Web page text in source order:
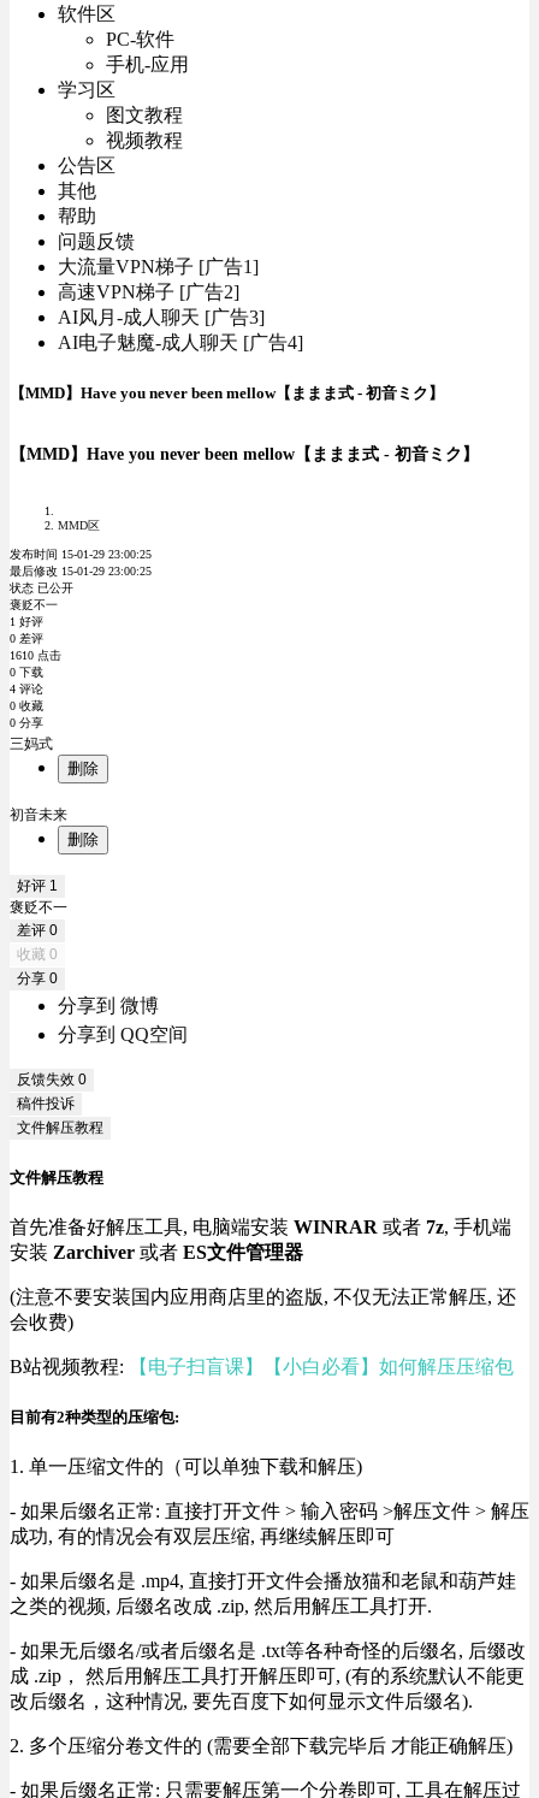
软件区
PC-软件
手机-应用
学习区
图文教程
视频教程
公告区
其他
帮助
问题反馈
大流量VPN梯子 [广告1]
高速VPN梯子 [广告2]
AI风月-成人聊天 [广告3]
AI电子魅魔-成人聊天 [广告4]
【MMD】Have you never been mellow【ままま式 - 初音ミク】
【MMD】Have you never been mellow【ままま式 - 初音ミク】
MMD区
发布时间 15-01-29 23:00:25
最后修改 15-01-29 23:00:25
状态 已公开
褒贬不一
1 好评
0 差评
1610 点击
0 下载
4 评论
0 收藏
0 分享
三妈式
删除
初音未来
删除
好评 1
褒贬不一
差评 0
收藏 0
分享 0
分享到 微博
分享到 QQ空间
反馈失效 0
稿件投诉
文件解压教程
文件解压教程
首先准备好解压工具, 电脑端安装 WINRAR 或者 7z, 手机端
安装 Zarchiver 或者 ES文件管理器
(注意不要安装国内应用商店里的盗版, 不仅无法正常解压, 还
会收费)
B站视频教程: 【电子扫盲课】【小白必看】如何解压压缩包
目前有2种类型的压缩包:
1. 单一压缩文件的（可以单独下载和解压)
- 如果后缀名正常: 直接打开文件 > 输入密码 >解压文件 > 解压
成功, 有的情况会有双层压缩, 再继续解压即可
- 如果后缀名是 .mp4, 直接打开文件会播放猫和老鼠和葫芦娃
之类的视频, 后缀名改成 .zip, 然后用解压工具打开.
- 如果无后缀名/或者后缀名是 .txt等各种奇怪的后缀名, 后缀改
成 .zip， 然后用解压工具打开解压即可, (有的系统默认不能更
改后缀名，这种情况, 要先百度下如何显示文件后缀名).
2. 多个压缩分卷文件的 (需要全部下载完毕后 才能正确解压)
- 如果后缀名正常: 只需要解压第一个分卷即可, 工具在解压过